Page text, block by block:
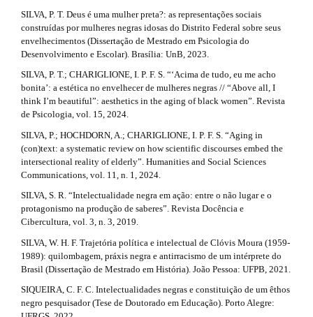
SILVA, P. T. Deus é uma mulher preta?: as representações sociais
construídas por mulheres negras idosas do Distrito Federal sobre seus
envelhecimentos (Dissertação de Mestrado em Psicologia do
Desenvolvimento e Escolar). Brasília: UnB, 2023.
SILVA, P. T.; CHARIGLIONE, I. P. F. S. “‘Acima de tudo, eu me acho
bonita’: a estética no envelhecer de mulheres negras // “Above all, I
think I’m beautiful”: aesthetics in the aging of black women”. Revista
de Psicologia, vol. 15, 2024.
SILVA, P.; HOCHDORN, A.; CHARIGLIONE, I. P. F. S. “Aging in
(con)text: a systematic review on how scientific discourses embed the
intersectional reality of elderly”. Humanities and Social Sciences
Communications, vol. 11, n. 1, 2024.
SILVA, S. R. “Intelectualidade negra em ação: entre o não lugar e o
protagonismo na produção de saberes”. Revista Docência e
Cibercultura, vol. 3, n. 3, 2019.
SILVA, W. H. F. Trajetória política e intelectual de Clóvis Moura (1959-
1989): quilombagem, práxis negra e antirracismo de um intérprete do
Brasil (Dissertação de Mestrado em História). João Pessoa: UFPB, 2021.
SIQUEIRA, C. F. C. Intelectualidades negras e constituição de um êthos
negro pesquisador (Tese de Doutorado em Educação). Porto Alegre: